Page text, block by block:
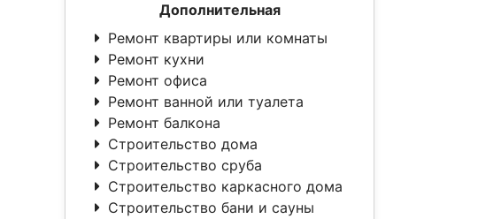
Дополнительная
Ремонт квартиры или комнаты
Ремонт кухни
Ремонт офиса
Ремонт ванной или туалета
Ремонт балкона
Строительство дома
Строительство сруба
Строительство каркасного дома
Строительство бани и сауны